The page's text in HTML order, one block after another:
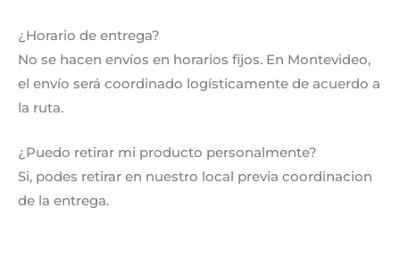
¿Horario de entrega?
No se hacen envíos en horarios fijos. En Montevideo,
el envío será coordinado logísticamente de acuerdo a
la ruta.
¿Puedo retirar mi producto personalmente?
Si, podes retirar en nuestro local previa coordinacion
de la entrega.